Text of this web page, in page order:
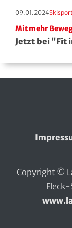
Erscheinungstag:
09.01.2024
Kategorie:
Mit mehr
Jetzt bei "Fit
Copyright ©
Fleck-
Handball
Ju-Jutsu
Kegeln und
Leichtathletik